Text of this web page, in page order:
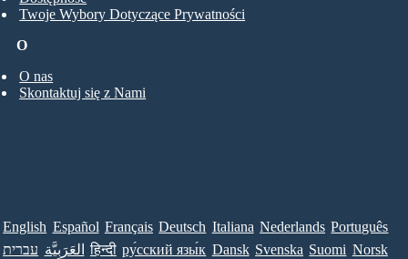
O
O nas
Skontaktuj się z Nami
Twoje Wybory Dotyczące Prywatności
English Español Français Deutsch Italiana Nederlands Português
עברית العَرَبِيَّة हिन्दी ру́сский язы́к Dansk Svenska Suomi Norsk